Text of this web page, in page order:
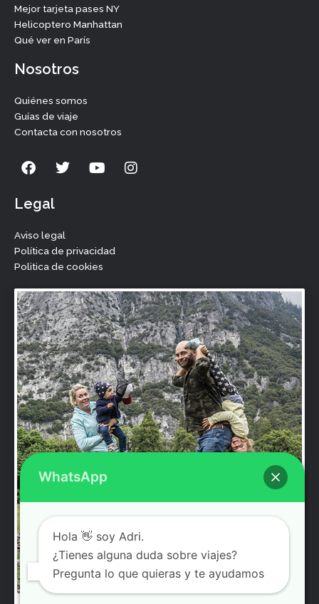
Mejor tarjeta pases NY
Helicoptero Manhattan
Qué ver en París
Nosotros
Quiénes somos
Guías de viaje
Contacta con nosotros
F
a
e
b
o
o
k
T
w
e
r
Y
o
e
I
n
Legal
Aviso legal
Política de privacidad
Politica de cookies
WhatsApp
Hola 👋 soy Adri.
¿Tienes alguna duda sobre viajes?
Pregunta lo que quieras y te ayudamos